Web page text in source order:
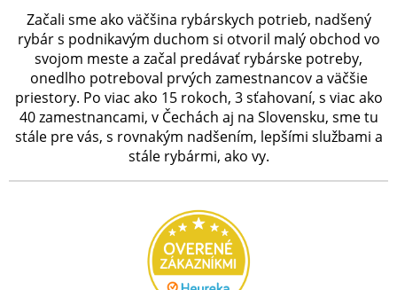
Začali sme ako väčšina rybárskych potrieb, nadšený
rybár s podnikavým duchom si otvoril malý obchod vo
svojom meste a začal predávať rybárske potreby,
onedlho potreboval prvých zamestnancov a väčšie
priestory. Po viac ako 15 rokoch, 3 sťahovaní, s viac ako
40 zamestnancami, v Čechách aj na Slovensku, sme tu
stále pre vás, s rovnakým nadšením, lepšími službami a
stále rybármi, ako vy.